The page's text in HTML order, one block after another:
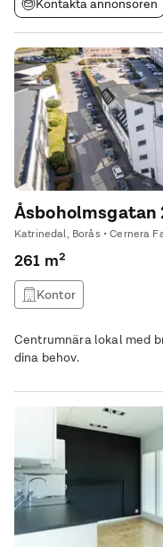
Kontakta annonsören
Åsboholmsgatan
Katrinedal, Borås • Cernera
261 m²
Kontor
Centrumnära lokal med
dina behov.